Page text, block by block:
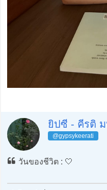
ยิปซี - คีรติ
@gypsykeerati
วันของชีวิต : 🤍